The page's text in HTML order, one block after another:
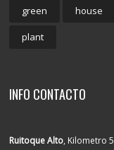
green house
plant
INFO CONTACTO
Ruitoque Alto, Kilometro 5